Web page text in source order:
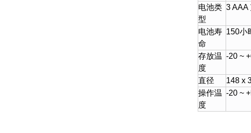
电池类
型
3 AAA
电池寿
命
150小
存放温
度
-20 ~
直径
148 x
操作温
度
-20 ~